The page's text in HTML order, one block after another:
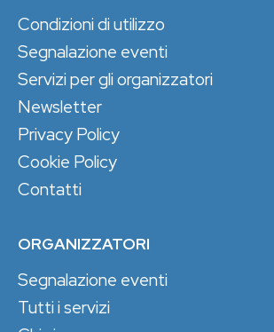
Condizioni di utilizzo
Segnalazione eventi
Servizi per gli organizzatori
Newsletter
Privacy Policy
Cookie Policy
Contatti
ORGANIZZATORI
Segnalazione eventi
Tutti i servizi